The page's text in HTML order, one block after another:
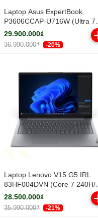
Laptop Asus ExpertBook
P3606CCAP-U716W (Ultra 7
255H/ 16GB/ 512GB SSD/ 16
inch WUXGA/ Win11/ Grey)
29.900.000₫
36.990.000₫ -20%
Laptop Lenovo V15 G5 IRL
83HF004DVN (Core 7 240H/
16GB/ 512GB SSD/ 15.6 inch
FHD/ Win11/ Grey/ 2Y)
28.500.000₫
35.990.000₫ -21%